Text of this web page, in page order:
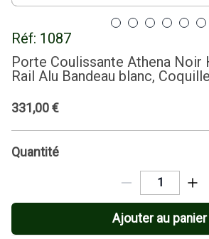
Réf: 1087
Porte Coulissante Athena Noir
Rail Alu Bandeau blanc,
331,00€
Quantité
Ajouter au panier